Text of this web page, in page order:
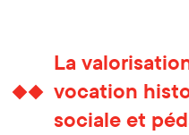
La
vocation
sociale et